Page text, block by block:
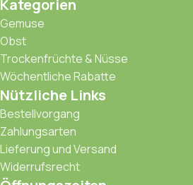
Kategorien
Gemuse
Obst
Trockenfrüchte & Nüsse
Wöchentliche Rabatte
Nützliche Links
Bestellvorgang
Zahlungsarten
Lieferung und Versand
Widerrufsrecht